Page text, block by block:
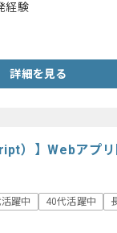
経験
詳細を見る
）】Webアプ
躍中 40代活躍中